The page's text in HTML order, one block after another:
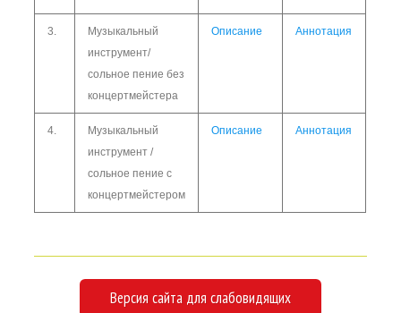
3.
Музыкальный
инструмент/
сольное пение без
концертмейстера
Описание Аннотация
4.
Музыкальный
инструмент /
сольное пение с
концертмейстером
Описание Аннотация
Версия сайта для слабовидящих